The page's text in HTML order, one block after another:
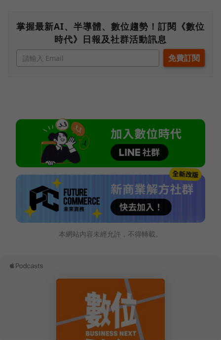
掌握最新AI、半導體、數位趨勢！訂閱《數位
時代》日報及社群活動訊息
本網站內容未經允許，不得轉載。